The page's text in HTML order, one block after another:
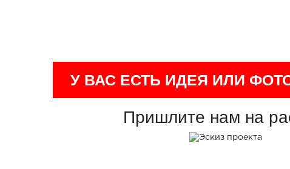
У ВАС ЕСТЬ ИДЕЯ ИЛИ
Пришлите нам на